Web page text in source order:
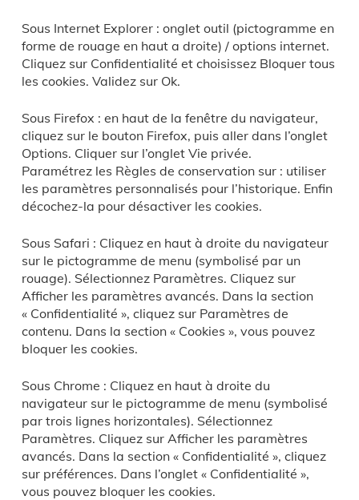
Sous Internet Explorer : onglet outil (pictogramme en
forme de rouage en haut a droite) / options internet.
Cliquez sur Confidentialité et choisissez Bloquer tous
les cookies. Validez sur Ok.
Sous Firefox : en haut de la fenêtre du navigateur,
cliquez sur le bouton Firefox, puis aller dans l’onglet
Options. Cliquer sur l’onglet Vie privée.
Paramétrez les Règles de conservation sur : utiliser
les paramètres personnalisés pour l’historique. Enfin
décochez-la pour désactiver les cookies.
Sous Safari : Cliquez en haut à droite du navigateur
sur le pictogramme de menu (symbolisé par un
rouage). Sélectionnez Paramètres. Cliquez sur
Afficher les paramètres avancés. Dans la section
« Confidentialité », cliquez sur Paramètres de
contenu. Dans la section « Cookies », vous pouvez
bloquer les cookies.
Sous Chrome : Cliquez en haut à droite du
navigateur sur le pictogramme de menu (symbolisé
par trois lignes horizontales). Sélectionnez
Paramètres. Cliquez sur Afficher les paramètres
avancés. Dans la section « Confidentialité », cliquez
sur préférences. Dans l’onglet « Confidentialité »,
vous pouvez bloquer les cookies.